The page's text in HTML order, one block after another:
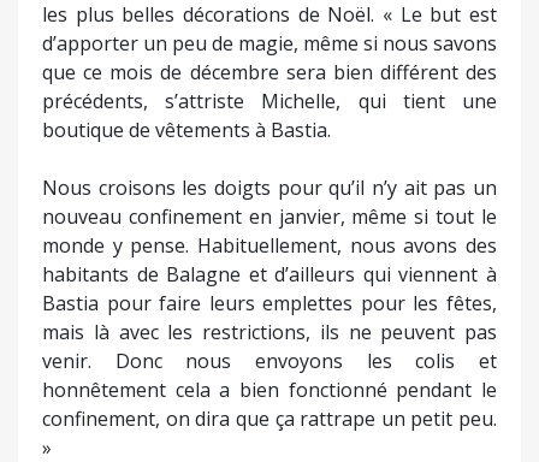
les plus belles décorations de Noël. « Le but est
d’apporter un peu de magie, même si nous savons
que ce mois de décembre sera bien différent des
précédents, s’attriste Michelle, qui tient une
boutique de vêtements à Bastia.
Nous croisons les doigts pour qu’il n’y ait pas un
nouveau confinement en janvier, même si tout le
monde y pense. Habituellement, nous avons des
habitants de Balagne et d’ailleurs qui viennent à
Bastia pour faire leurs emplettes pour les fêtes,
mais là avec les restrictions, ils ne peuvent pas
venir. Donc nous envoyons les colis et
honnêtement cela a bien fonctionné pendant le
confinement, on dira que ça rattrape un petit peu.
»